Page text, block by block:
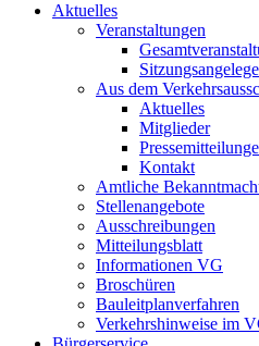
Aktuelles
Veranstaltungen
Aus dem
Aktuelles
Mitglieder
Kontakt
Amtliche
Stellenangebote
Ausschreibungen
Mitteilungsblatt
Informationen VG
Broschüren
Bauleitplanverfahren
Verkehrshinweise im